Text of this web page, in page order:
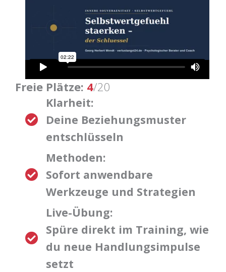
Freie Plätze: 4/20
Klarheit:
Deine Beziehungsmuster
entschlüsseln
Methoden:
Sofort anwendbare
Werkzeuge und Strategien
Live-Übung:
Spüre direkt im Training, wie
du neue Handlungsimpulse
setzt